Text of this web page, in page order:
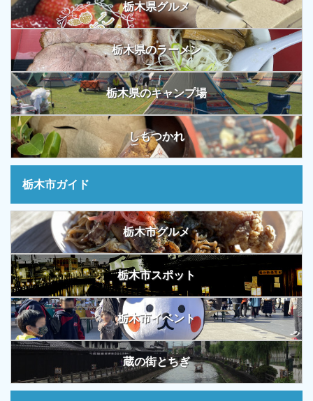
栃木県グルメ
栃木県のラーメン
栃木県のキャンプ場
しもつかれ
栃木市ガイド
栃木市グルメ
栃木市スポット
栃木市イベント
蔵の街とちぎ